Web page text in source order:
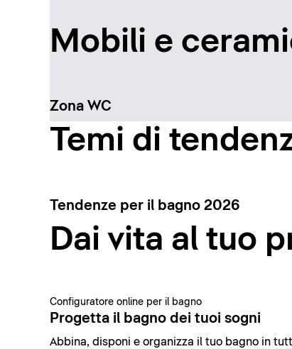
Mobili e
Zona WC
Temi di
Tendenze per il bagno 2026
Dai vita al tuo
Configuratore online per il bagno
Progetta il bagno dei tuoi sogni
Abbina, disponi e organizza il tuo bagno in